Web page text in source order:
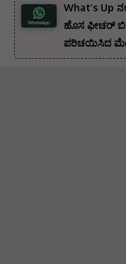
What’s Up
ಹೊಸ ಫೀಚರ್
ಪರಿಚಯಿಸಿದ